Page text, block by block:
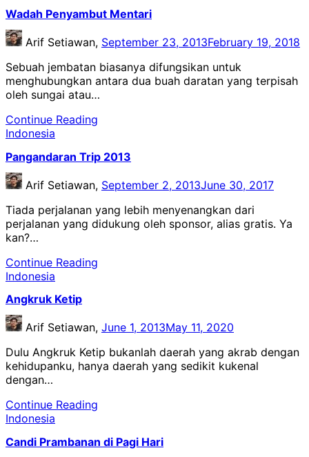
Wadah Penyambut Mentari
Arif Setiawan, September 23, 2013February 19, 2018
Sebuah jembatan biasanya difungsikan untuk
menghubungkan antara dua buah daratan yang terpisah
oleh sungai atau…
Continue Reading
Indonesia
Pangandaran Trip 2013
Arif Setiawan, September 2, 2013June 30, 2017
Tiada perjalanan yang lebih menyenangkan dari
perjalanan yang didukung oleh sponsor, alias gratis. Ya
kan?…
Continue Reading
Indonesia
Angkruk Ketip
Arif Setiawan, June 1, 2013May 11, 2020
Dulu Angkruk Ketip bukanlah daerah yang akrab dengan
kehidupanku, hanya daerah yang sedikit kukenal
dengan…
Continue Reading
Indonesia
Candi Prambanan di Pagi Hari